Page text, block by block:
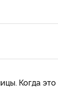
Когда